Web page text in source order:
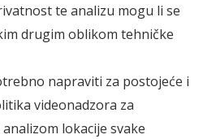
te analizu mogu li se
drugim oblikom tehničke
napraviti za postojeće i
videonadzora za
lokacije svake